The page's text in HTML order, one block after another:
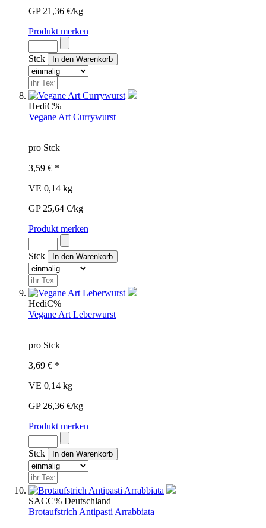
GP 21,36 €/kg
Produkt merken
Stck
HediC%
Vegane Art Currywurst
pro Stck
3,59 € *
VE 0,14 kg
GP 25,64 €/kg
Produkt merken
Stck
HediC%
Vegane Art Leberwurst
pro Stck
3,69 € *
VE 0,14 kg
GP 26,36 €/kg
Produkt merken
Stck
SACC% Deutschland
Brotaufstrich Antipasti Arrabbiata